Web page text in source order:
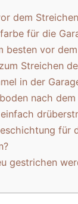
dem
für die
besten vor
Streichen
in der
nach
für
gestrichen